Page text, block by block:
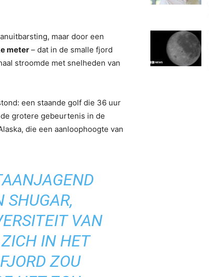
maar door een
meter – dat in de smalle fjord
stroomde met snelheden van
een staande golf die 36 uur
grotere gebeurtenis in de
die een aanloophoogte van
SHUGAR,
VAN
IN HET
ZOU